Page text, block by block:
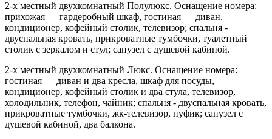
2-х местный двухкомнатный Полулюкс. Оснащение номера:
прихожая — гардеробный шкаф, гостиная — диван,
кондиционер, кофейный столик, телевизор; спальня -
двуспальная кровать, прикроватные тумбочки, туалетный
столик с зеркалом и стул; санузел с душевой кабиной.
2-х местный двухкомнатный Люкс. Оснащение номера:
гостиная — диван и два кресла, шкаф для посуды,
кондиционер, кофейный столик и два стула, телевизор,
холодильник, телефон, чайник; спальня - двуспальная кровать,
прикроватные тумбочки, жк-телевизор, пуфик; санузел с
душевой кабиной, два балкона.